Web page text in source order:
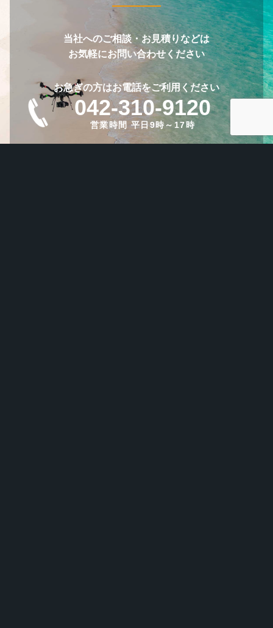
当社へのご相談・お見積りなどは
お気軽にお問い合わせください
お急ぎの方はお電話をご利用ください
042-310-9120
営業時間 平日9時～17時